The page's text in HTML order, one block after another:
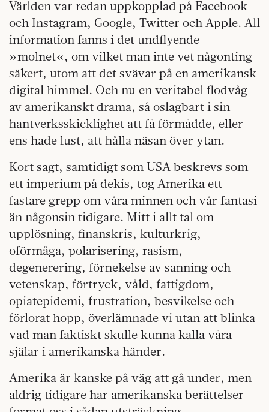
Världen var redan uppkopplad på Facebook
och Instagram, Google, Twitter och Apple. All
information fanns i det undflyende
»molnet«, om vilket man inte vet någonting
säkert, utom att det svävar på en amerikansk
digital himmel. Och nu en veritabel flodvåg
av amerikanskt drama, så oslagbart i sin
hantverksskicklighet att få förmådde, eller
ens hade lust, att hålla näsan över ytan.
Kort sagt, samtidigt som USA beskrevs som
ett imperium på dekis, tog Amerika ett
fastare grepp om våra minnen och vår fantasi
än någonsin tidigare. Mitt i allt tal om
upplösning, finanskris, kulturkrig,
oförmåga, polarisering, rasism,
degenerering, förnekelse av sanning och
vetenskap, förtryck, våld, fattigdom,
opiatepidemi, frustration, besvikelse och
förlorat hopp, överlämnade vi utan att blinka
vad man faktiskt skulle kunna kalla våra
själar i amerikanska händer.
Amerika är kanske på väg att gå under, men
aldrig tidigare har amerikanska berättelser